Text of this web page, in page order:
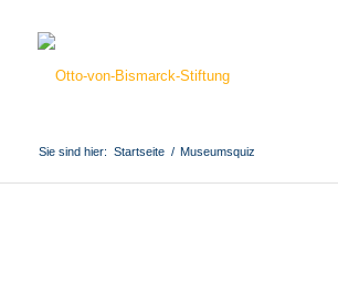
Sie sind hier: Startseite / Museumsquiz